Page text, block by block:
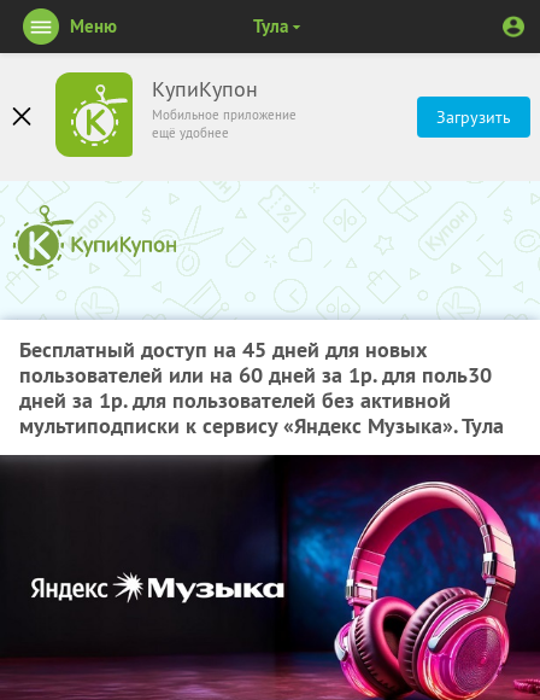
КупиКупон
Мобильное приложение
ещё удобнее
Загрузить
Меню Тула
Бесплатный доступ на 45 дней для новых
пользователей или на 60 дней за 1р. для поль30
дней за 1р. для пользователей без активной
мультиподписки к сервису «Яндекс Музыка». Тула